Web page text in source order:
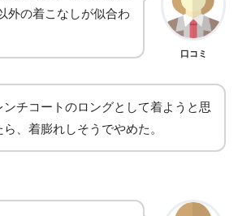
外の着こなしが似合わ
口コミ
ンチコートのロングとして着ようと思
ら、着膨れしそうでやめた。